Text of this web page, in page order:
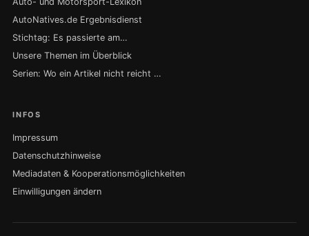
AutoNatives.de Ergebnisdienst
Stichtag: Es passierte am…
Unsere Themen im Überblick
Serien: Wo ein Artikel nicht reicht …
INFOS
Impressum
Datenschutzhinweise
Mediadaten & Kooperationsmöglichkeiten
Einwilligungen ändern